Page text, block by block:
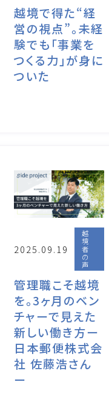
越境で得た“経
営の視点”。未経
験でも「事業を
つくる力」が身に
ついた
2025.09.19
越
境
者
の
声
管理職こそ越境
を。3ヶ月のベン
チャーで見えた
新しい働き方ー
日本郵便株式会
社 佐藤浩さん
ー